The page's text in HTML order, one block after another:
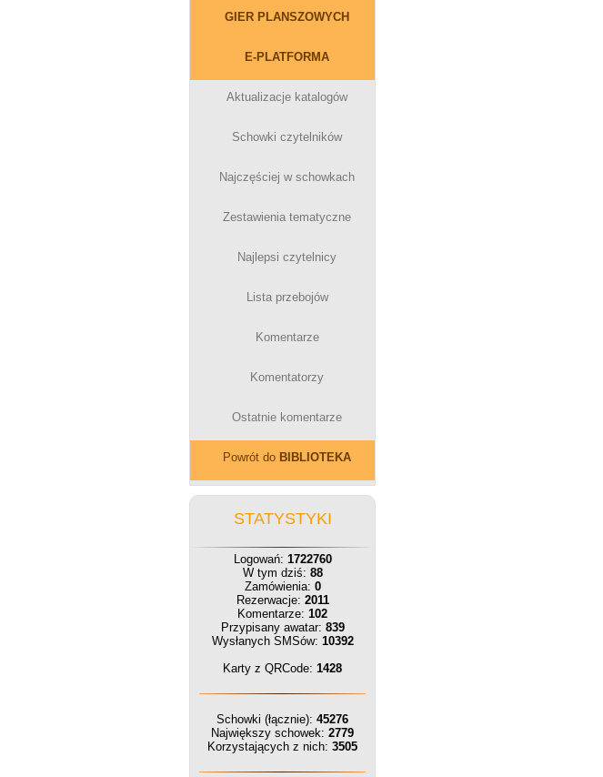
GIER PLANSZOWYCH
E-PLATFORMA
Aktualizacje katalogów
Schowki czytelników
Najczęściej w schowkach
Zestawienia tematyczne
Najlepsi czytelnicy
Lista przebojów
Komentarze
Komentatorzy
Ostatnie komentarze
Powrót do BIBLIOTEKA
STATYSTYKI
Logowań: 1722760
W tym dziś: 88
Zamówienia: 0
Rezerwacje: 2011
Komentarze: 102
Przypisany awatar: 839
Wysłanych SMSów: 10392
Karty z QRCode: 1428
Schowki (łącznie): 45276
Największy schowek: 2779
Korzystających z nich: 3505